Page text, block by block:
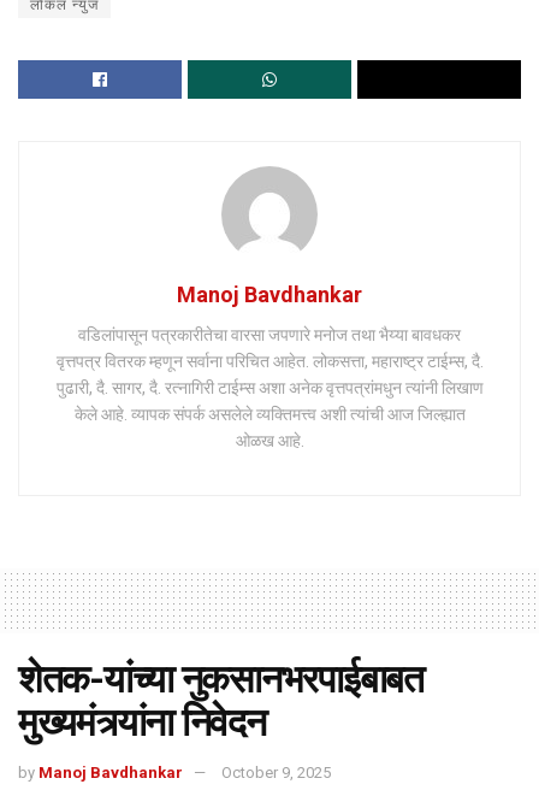
लोकल न्युज
Manoj Bavdhankar
वडिलांपासून पत्रकारीतेचा वारसा जपणारे मनोज तथा भैय्या बावधकर
वृत्तपत्र वितरक म्हणून सर्वाना परिचित आहेत. लोकसत्ता, महाराष्ट्र टाईम्स, दै.
पुढारी, दै. सागर, दै. रत्नागिरी टाईम्स अशा अनेक वृत्तपत्रांमधुन त्यांनी लिखाण
केले आहे. व्यापक संपर्क असलेले व्यक्तिमत्त्व अशी त्यांची आज जिल्ह्यात
ओळख आहे.
शेतक-यांच्या नुकसानभरपाईबाबत
मुख्यमंत्र्यांना निवेदन
by Manoj Bavdhankar October 9, 2025